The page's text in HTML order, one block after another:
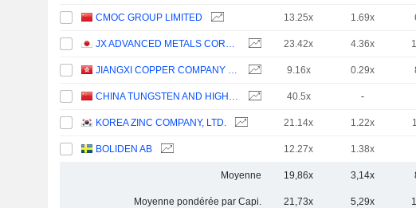
CMOC GROUP LIMITED 13.25x 1.69x
JX ADVANCED METALS CORPORATION 23.42x 4.36x
JIANGXI COPPER COMPANY LIMITED 9.16x 0.29x
CHINA TUNGSTEN AND HIGHTECH MATERIALS CO.,LTD 40.5x -
KOREA ZINC COMPANY, LTD. 21.14x 1.22x
BOLIDEN AB 12.27x 1.38x
Moyenne 19,86x 3,14x
Moyenne pondérée par Capi. 21,73x 5,29x